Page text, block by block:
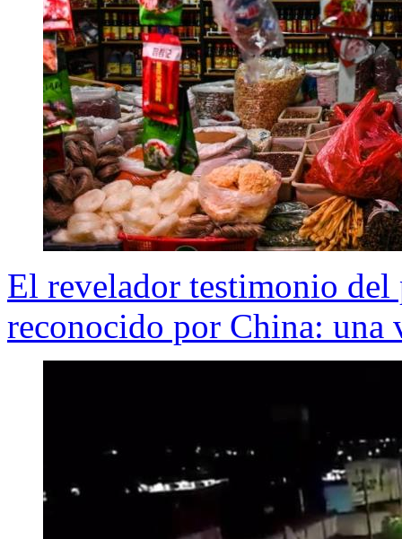
El revelador testimonio
reconocido por China: una